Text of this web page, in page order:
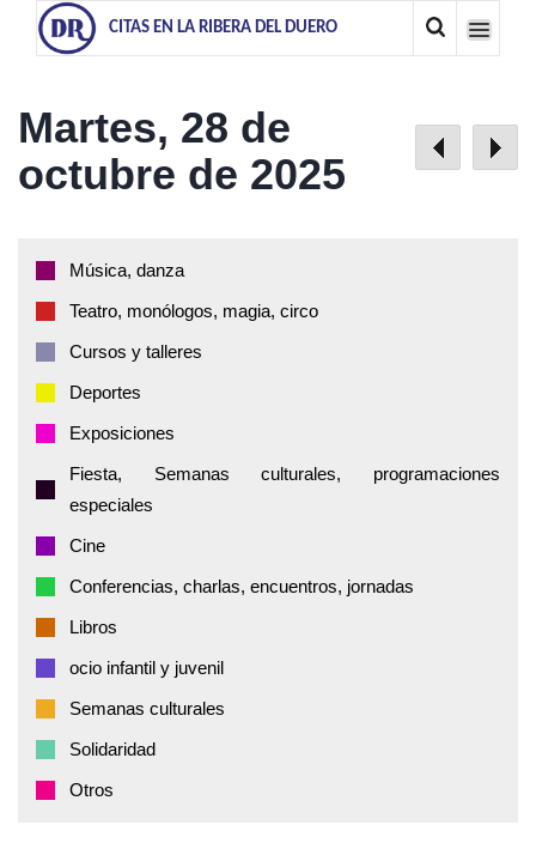
CITAS EN LA RIBERA DEL DUERO
Martes, 28 de
octubre de 2025
Música, danza
Teatro, monólogos, magia, circo
Cursos y talleres
Deportes
Exposiciones
Fiesta, Semanas culturales, programaciones
especiales
Cine
Conferencias, charlas, encuentros, jornadas
Libros
ocio infantil y juvenil
Semanas culturales
Solidaridad
Otros